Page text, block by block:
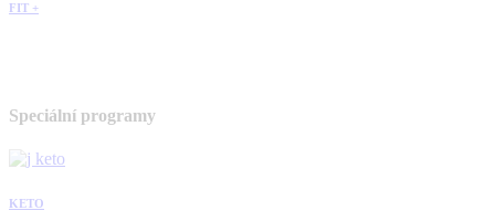
FIT +
Speciální programy
KETO